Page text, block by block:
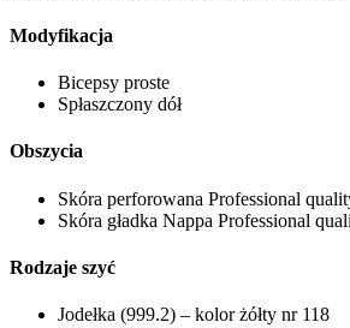
Modyfikacja
Bicepsy proste
Spłaszczony dół
Obszycia
Skóra perforowana Professional
Skóra gładka Nappa Professional
Rodzaje szyć
Jodełka (999.2) – kolor żółty nr 118